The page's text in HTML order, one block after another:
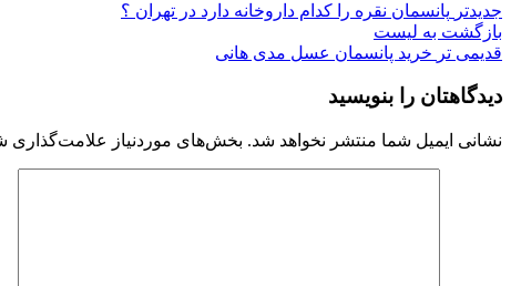
جدیدتر پانسمان نقره را کدام داروخانه دارد در تهران ؟
بازگشت به لیست
قدیمی تر خرید پانسمان عسل مدی هانی
دیدگاهتان را بنویسید
نشانی ایمیل شما منتشر نخواهد شد. بخش‌های موردنیاز علامت‌گذاری